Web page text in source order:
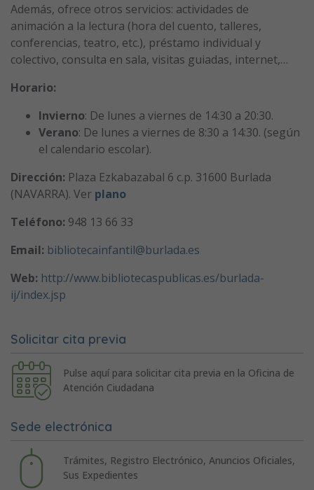
Además, ofrece otros servicios: actividades de
animación a la lectura (hora del cuento, talleres,
conferencias, teatro, etc.), préstamo individual y
colectivo, consulta en sala, visitas guiadas, internet,…
Horario:
Invierno: De lunes a viernes de 14:30 a 20:30.
Verano: De lunes a viernes de 8:30 a 14:30. (según
el calendario escolar).
Dirección: Plaza Ezkabazabal 6 c.p. 31600 Burlada
(NAVARRA). Ver plano
Teléfono: 948 13 66 33
Email: bibliotecainfantil@burlada.es
Web: http://www.bibliotecaspublicas.es/burlada-
ij/index.jsp
Solicitar cita previa
Pulse aquí para solicitar cita previa en la Oficina de
Atención Ciudadana
Sede electrónica
Trámites, Registro Electrónico, Anuncios Oficiales,
Sus Expedientes